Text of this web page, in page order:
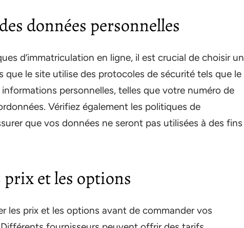
données personnelles
d’immatriculation en ligne, il est crucial de choisir un
que le site utilise des protocoles de sécurité tels que le
personnelles, telles que votre numéro de
Vérifiez également les politiques de
que vos données ne seront pas utilisées à des fins
prix et les options
les prix et les options avant de commander vos